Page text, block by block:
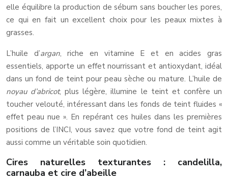
elle équilibre la production de sébum sans boucher les pores,
ce qui en fait un excellent choix pour les peaux mixtes à
grasses.
L’huile d’argan, riche en vitamine E et en acides gras
essentiels, apporte un effet nourrissant et antioxydant, idéal
dans un fond de teint pour peau sèche ou mature. L’huile de
noyau d’abricot, plus légère, illumine le teint et confère un
toucher velouté, intéressant dans les fonds de teint fluides «
effet peau nue ». En repérant ces huiles dans les premières
positions de l’INCI, vous savez que votre fond de teint agit
aussi comme un véritable soin quotidien.
Cires naturelles texturantes : candelilla,
carnauba et cire d’abeille